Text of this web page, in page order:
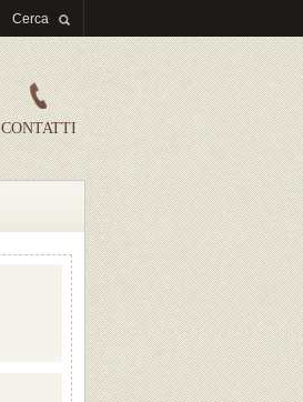
Cerca
CONTATTI